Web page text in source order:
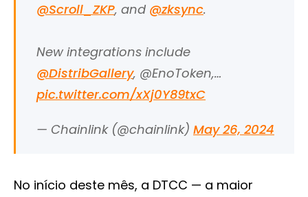
@Scroll_ZKP, and @zksync.
New integrations include
@DistribGallery, @EnoToken,…
pic.twitter.com/xXj0Y89txC
— Chainlink (@chainlink) May 26, 2024
No início deste mês, a DTCC — a maior